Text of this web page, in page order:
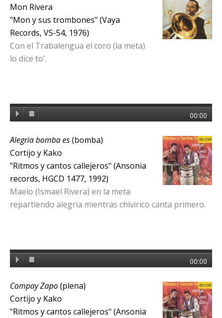
Mon Rivera
"Mon y sus trombones" (Vaya
Records, VS-54, 1976)
Con el Trabalengua el coro (la meta)
lo dice to'.
00:00
Alegria bomba es(bomba)
Cortijo y Kako
"Ritmos y cantos callejeros" (Ansonia
records, HGCD 1477, 1992)
Maelo (Ismael Rivera) en la meta
repartiendo alegria mientras chivirico canta primero.
00:00
Compay Zapo(plena)
Cortijo y Kako
"Ritmos y cantos callejeros" (Ansonia